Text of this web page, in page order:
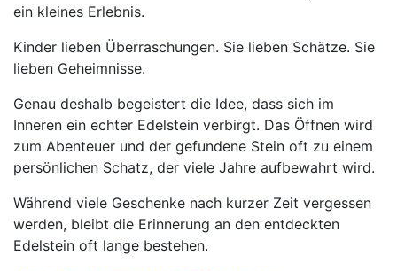
ein kleines Erlebnis.
Kinder lieben Überraschungen. Sie lieben Schätze. Sie
lieben Geheimnisse.
Genau deshalb begeistert die Idee, dass sich im
Inneren ein echter Edelstein verbirgt. Das Öffnen wird
zum Abenteuer und der gefundene Stein oft zu einem
persönlichen Schatz, der viele Jahre aufbewahrt wird.
Während viele Geschenke nach kurzer Zeit vergessen
werden, bleibt die Erinnerung an den entdeckten
Edelstein oft lange bestehen.